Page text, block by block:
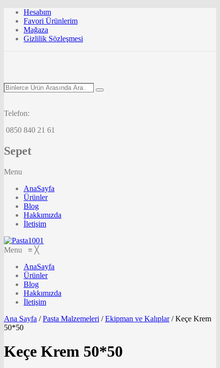
Hesabım
Favori Ürünlerim
Mağaza
Gizlilik Sözleşmesi
Binlerce
Ara...
Search
Telefon:
0850 840 21 61
Sepet
Menu
AnaSayfa
Ürünler
Blog
Hakkımızda
İletişim
Menu ≡ ╳
AnaSayfa
Ürünler
Blog
Hakkımızda
İletişim
Ana Sayfa / Pasta Malzemeleri / Ekipman ve Kalıplar /Keçe Krem
50*50
Keçe Krem 50*50